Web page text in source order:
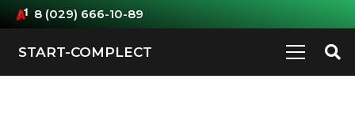
8 (029) 666-10-89
START-COMPLECT